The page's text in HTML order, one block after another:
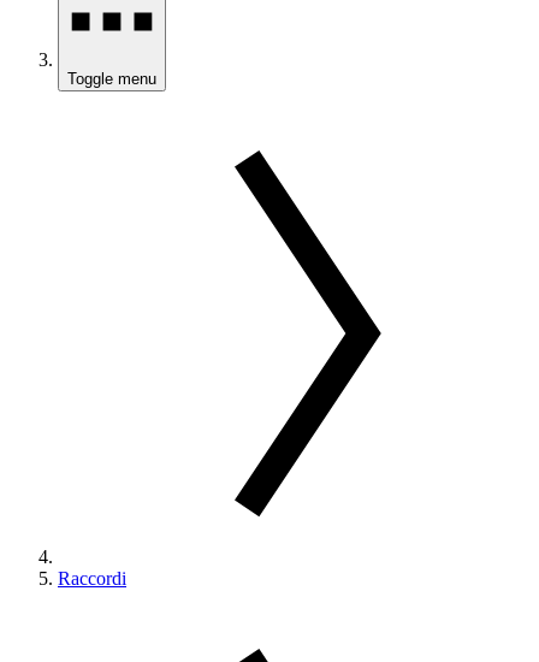
Toggle menu
Raccordi